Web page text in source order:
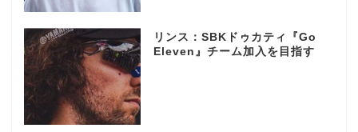
リンス：SBKドゥカティ『Go
Eleven』チーム加入を目指す